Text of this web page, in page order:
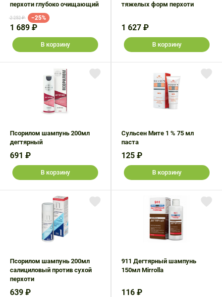
перхоти глубоко очищающий
2 252 ₽ −25%
1 689 ₽
В корзину
тяжелых форм перхоти
1 627 ₽
В корзину
Псорилом шампунь 200мл
дегтярный
691 ₽
В корзину
Сульсен Мите 1 % 75 мл
паста
125 ₽
В корзину
Псорилом шампунь 200мл
салициловый против сухой
перхоти
639 ₽
911 Дегтярный шампунь
150мл Mirrolla
116 ₽